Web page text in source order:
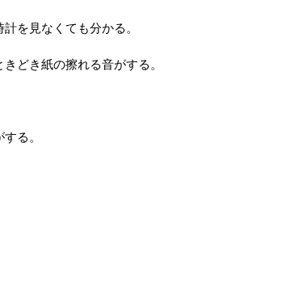
を見なくても分かる。
どき紙の擦れる音がする。
る。